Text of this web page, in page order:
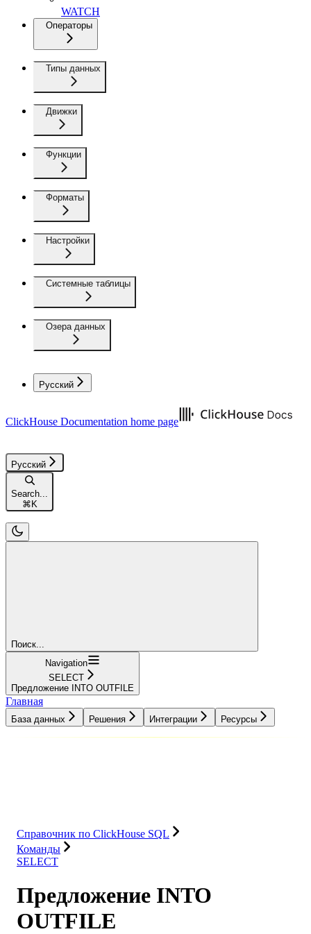
WATCH
Операторы
Типы данных
Движки
Функции
Форматы
Настройки
Системные таблицы
Озера данных
Русский
ClickHouse Documentation home page
Русский
Search...
⌘K
Поиск...
Navigation
SELECT
Предложение INTO OUTFILE
Главная
База данных Решения Интеграции Ресурсы
Справочник по ClickHouse SQL
Команды
SELECT
Предложение INTO
OUTFILE